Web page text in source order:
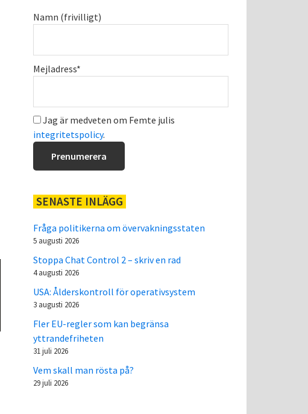
Namn (frivilligt)
Mejladress*
Jag är medveten om Femte julis
integritetspolicy.
SENASTE INLÄGG
Fråga politikerna om övervakningsstaten
5 augusti 2026
Stoppa Chat Control 2 – skriv en rad
4 augusti 2026
USA: Ålderskontroll för operativsystem
3 augusti 2026
Fler EU-regler som kan begränsa
yttrandefriheten
31 juli 2026
Vem skall man rösta på?
29 juli 2026